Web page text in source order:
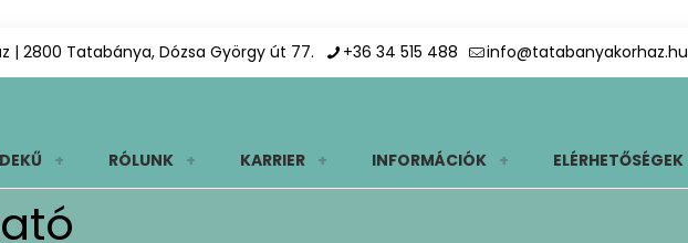
| 2800 Tatabánya, Dózsa György út 77. +36 34 515 488 info@tatabanyakorhaz.hu
RÓLUNK KARRIER INFORMÁCIÓK ELÉRHETŐSÉGEK